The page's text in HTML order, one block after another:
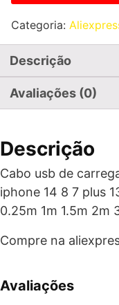
Categoria:
Descrição
Avaliações (0)
Descrição
Cabo usb de
iphone 14 8 7 plus
0.25m 1m 1.5m 2m
Compre na
Avaliações